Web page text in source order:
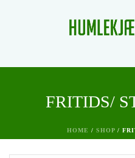
FRITIDS/
HOME / SHOP /